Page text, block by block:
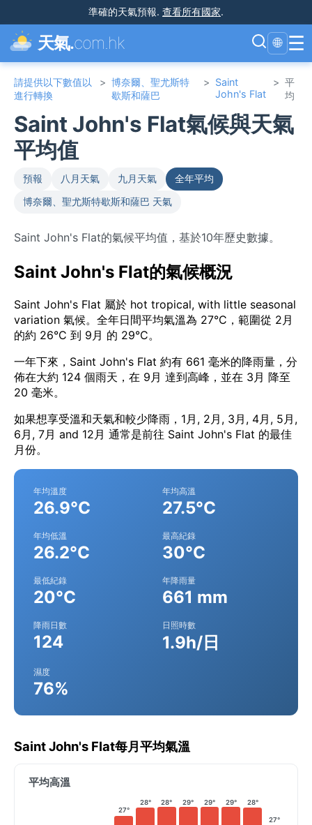
準確的天氣預報. 查看所有國家.
天氣.com.hk 🌐 ☰
請提供以下數值以
進行轉換
> 博奈爾、聖尤斯特
歇斯和薩巴
> Saint
John's Flat
> 平
均
Saint John's Flat氣候與天氣
平均值
預報 八月天氣 九月天氣
全年平均
博奈爾、聖尤斯特歇斯和薩巴 天氣
Saint John's Flat的氣候平均值，基於10年歷史數據。
Saint John's Flat的氣候概況
Saint John's Flat 屬於 hot tropical, with little seasonal
variation 氣候。全年日間平均氣溫為 27°C，範圍從 2月
的約 26°C 到 9月 的 29°C。
一年下來，Saint John's Flat 約有 661 毫米的降雨量，分
佈在大約 124 個雨天，在 9月 達到高峰，並在 3月 降至
20 毫米。
如果想享受溫和天氣和較少降雨，1月, 2月, 3月, 4月, 5月,
6月, 7月 and 12月 通常是前往 Saint John's Flat 的最佳
月份。
年均溫度
26.9°C
年均高溫
27.5°C
年均低溫
26.2°C
最高紀錄
30°C
最低紀錄
20°C
年降雨量
661 mm
降雨日數
124
日照時數
1.9h/日
濕度
76%
Saint John's Flat每月平均氣溫
平均高溫
27°
28° 28° 29° 29° 29° 28°
27°